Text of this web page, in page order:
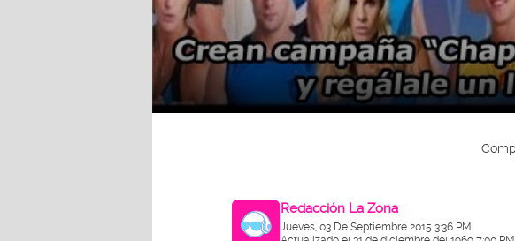
Redacción La Zona
Jueves, 03 De Septiembre 2015 3:36 PM